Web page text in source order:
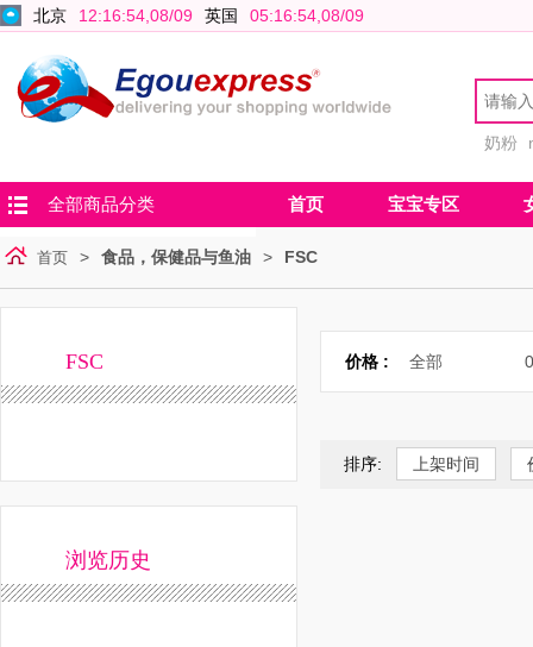
北京 12:16:55,08/09 英国 05:16:55,08/09
奶粉
全部商品分类 首页 宝宝专区
首页 > 食品，保健品与鱼油 > FSC
FSC
浏览历史
价格 : 全部
排序: 上架时间